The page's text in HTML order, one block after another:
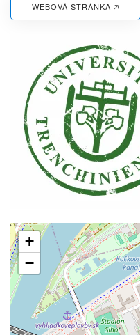
WEBOVÁ STRÁNKA 🡥
+
−